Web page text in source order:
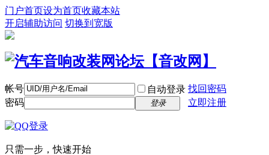
门户首页设为首页收藏本站
开启辅助访问 切换到宽版
帐号 自动登录 找回密码
密码
登录 立即注册
只需一步，快速开始